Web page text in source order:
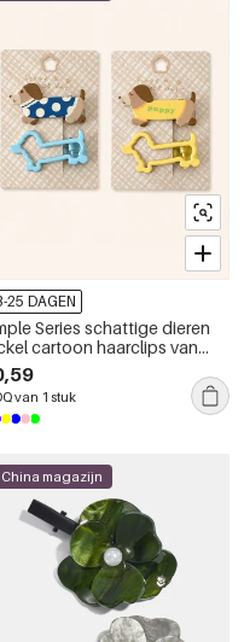
25 DAGEN
Series schattige dieren
cartoon haarclips van
van 1 stuk
China magazijn